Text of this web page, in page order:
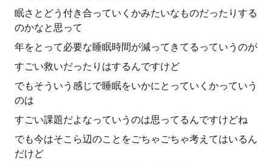
眠さとどう付き合っていくかみたいなものだったりする
のかなと思って
年をとって必要な睡眠時間が減ってきてるっていうのが
すごい救いだったりはするんですけど
でもそういう感じで睡眠をいかにとっていくかっていう
のは
すごい課題だよなっていうのは思ってるんですけどね
でも今はそこら辺のことをごちゃごちゃ考えてはいるん
だけど